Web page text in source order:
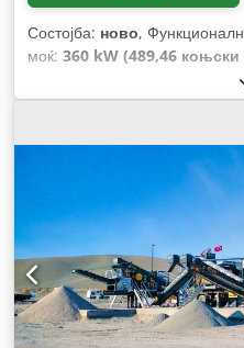
Состојба: ново,
моќ: 360 kW (489,46
2026,